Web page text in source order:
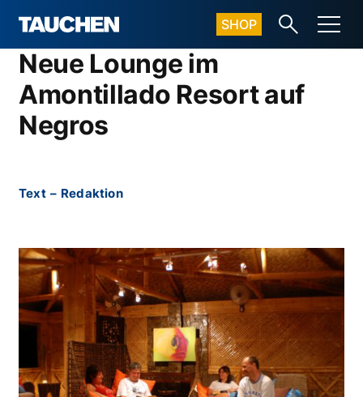
SHOP
Neue Lounge im
Amontillado Resort auf
Negros
Text – Redaktion